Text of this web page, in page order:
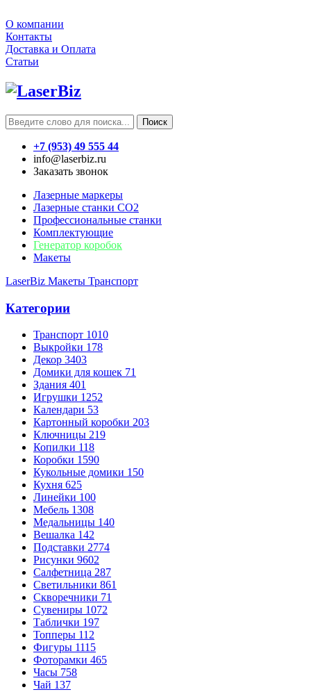
О компании
Контакты
Доставка и Оплата
Статьи
Поиск
+7 (953) 49 555 44
info@laserbiz.ru
Заказать звонок
Лазерные маркеры
Лазерные станки CO2
Профессиональные станки
Комплектующие
Генератор коробок
Макеты
LaserBiz Макеты Транспорт
Категории
Транспорт 1010
Выкройки 178
Декор 3403
Домики для кошек 71
Здания 401
Игрушки 1252
Календари 53
Картонный коробки 203
Ключницы 219
Копилки 118
Коробки 1590
Кукольные домики 150
Кухня 625
Линейки 100
Мебель 1308
Медальницы 140
Вешалка 142
Подставки 2774
Рисунки 9602
Салфетница 287
Светильники 861
Скворечники 71
Сувениры 1072
Таблички 197
Топперы 112
Фигуры 1115
Фоторамки 465
Часы 758
Чай 137